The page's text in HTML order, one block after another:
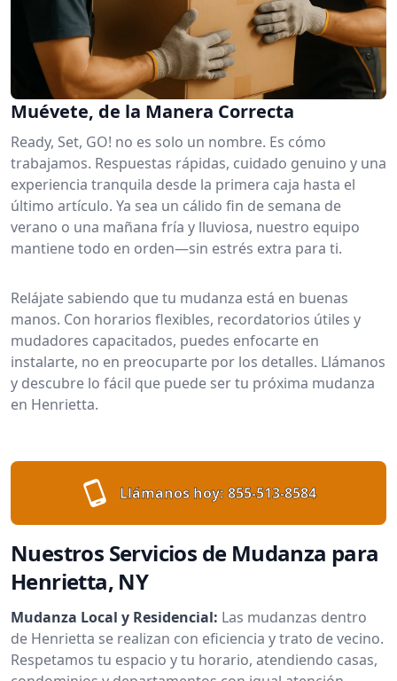
Muévete, de la Manera Correcta
Ready, Set, GO! no es solo un nombre. Es cómo
trabajamos. Respuestas rápidas, cuidado genuino y una
experiencia tranquila desde la primera caja hasta el
último artículo. Ya sea un cálido fin de semana de
verano o una mañana fría y lluviosa, nuestro equipo
mantiene todo en orden—sin estrés extra para ti.
Relájate sabiendo que tu mudanza está en buenas
manos. Con horarios flexibles, recordatorios útiles y
mudadores capacitados, puedes enfocarte en
instalarte, no en preocuparte por los detalles. Llámanos
y descubre lo fácil que puede ser tu próxima mudanza
en Henrietta.
Llámanos hoy: 855-513-8584
Nuestros Servicios de Mudanza para
Henrietta, NY
Mudanza Local y Residencial: Las mudanzas dentro
de Henrietta se realizan con eficiencia y trato de vecino.
Respetamos tu espacio y tu horario, atendiendo casas,